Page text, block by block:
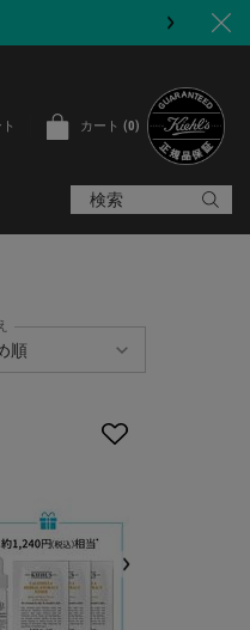
カート 0
0 カート内の製品
検索